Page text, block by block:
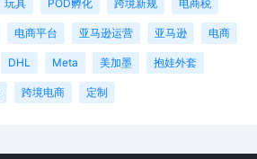
玩具 POD孵化 跨境新规 电商税
电商平台 亚马逊运营 亚马逊 电商
DHL Meta 美加墨 抱娃外套
跨境电商 定制